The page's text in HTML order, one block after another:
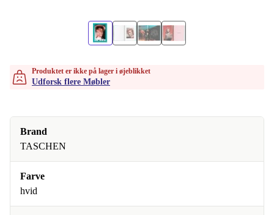
Produktet er ikke på lager i øjeblikket
Udforsk flere Møbler
Brand
TASCHEN
Farve
hvid